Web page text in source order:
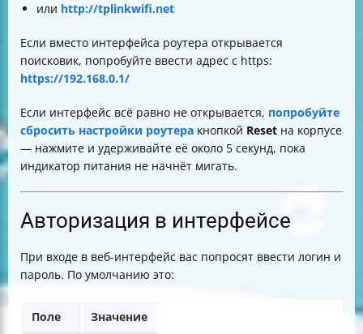
или http://tplinkwifi.net
Если вместо интерфейса роутера открывается
поисковик, попробуйте ввести адрес с https:
https://192.168.0.1/
Если интерфейс всё равно не открывается, попробуйте
сбросить настройки роутера кнопкой Reset на корпусе
— нажмите и удерживайте её около 5 секунд, пока
индикатор питания не начнёт мигать.
Авторизация в интерфейсе
При входе в веб-интерфейс вас попросят ввести логин и
пароль. По умолчанию это:
Поле Значение